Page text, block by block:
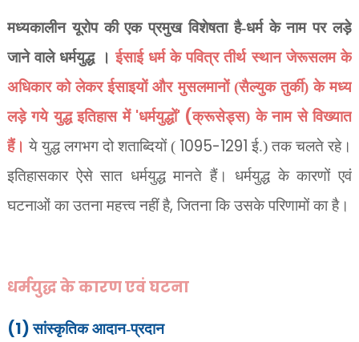
मध्यकालीन यूरोप की एक प्रमुख विशेषता है-धर्म के नाम पर लड़े
जाने वाले धर्मयुद्ध ।ईसाई धर्म के पवित्र तीर्थ स्थान जेरूसलम के
अधिकार को लेकर ईसाइयों और मुसलमानों (सैल्युक तुर्की) के मध्य
लड़े गये युद्ध इतिहास में 'धर्मयुद्धों' (क्रूसेड्स) के नाम से विख्यात
हैं। ये युद्ध लगभग दो शताब्दियों ( 1095-1291 ई.) तक चलते रहे।
इतिहासकार ऐसे सात धर्मयुद्ध मानते हैं। धर्मयुद्ध के कारणों एवं
घटनाओं का उतना महत्त्व नहीं है, जितना कि उसके परिणामों का है।
धर्मयुद्ध के कारण एवं घटना
(1)सांस्कृतिक आदान-प्रदान